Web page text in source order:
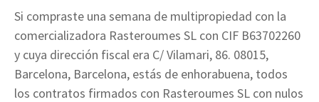
Si compraste una semana de multipropiedad con la
comercializadora Rasteroumes SL con CIF B63702260
y cuya dirección fiscal era C/ Vilamari, 86. 08015,
Barcelona, Barcelona, estás de enhorabuena, todos
los contratos firmados con Rasteroumes SL con nulos